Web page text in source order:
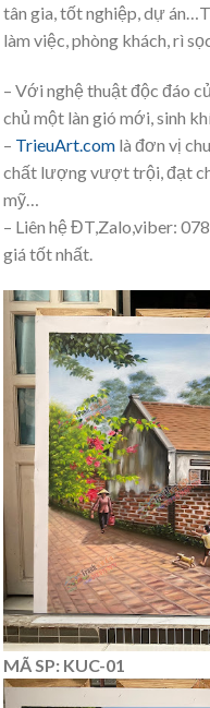
tân gia, tốt nghiệp, dự
làm việc, phòng khách, rì
– Với nghệ thuật độc đáo
chủ một làn gió mới, sinh
– TrieuArt.com là đơn vị
chất lượng vượt trội, đạt
mỹ…
– Liên hệ ĐT,Zalo,viber:
giá tốt nhất.
MÃ SP: KUC-01